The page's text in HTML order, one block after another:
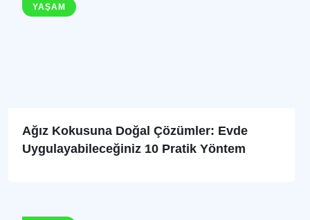
YAŞAM
Ağız Kokusuna Doğal Çözümler: Evde
Uygulayabileceğiniz 10 Pratik Yöntem